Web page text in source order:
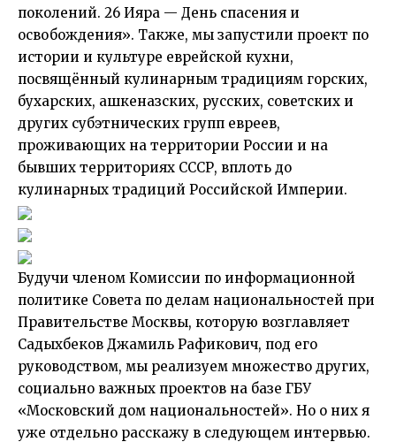
поколений. 26 Ияра — День спасения и
освобождения». Также, мы запустили проект по
истории и культуре еврейской кухни,
посвящённый кулинарным традициям горских,
бухарских, ашкеназских, русских, советских и
других субэтнических групп евреев,
проживающих на территории России и нa
бывших территориях СССР, вплоть до
кулинарных традиций Российской Империи.
Будучи членом Комиссии по информационной
политике Совета по делам национальностей при
Правительстве Москвы, которую возглавляет
Садыхбеков Джамиль Рафикович, под его
руководством, мы реализуем множество других,
социально важных проектов на базе ГБУ
«Московский дом национальностей». Но о них я
уже отдельно расскажу в следующем интервью.